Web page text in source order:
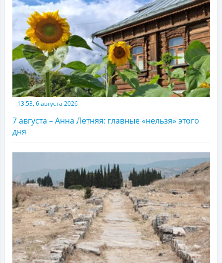
13:53, 6 августа 2026
7 августа – Анна Летняя: главные «нельзя» этого
дня